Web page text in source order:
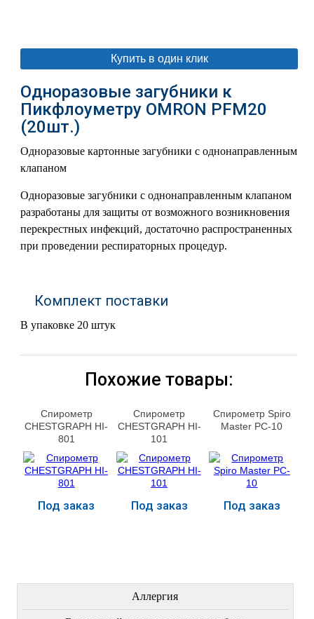
Купить в один клик
Одноразовые загубники к
Пикфлоуметру OMRON PFM20
(20шт.)
Одноразовые картонные загубники с однонаправленным
клапаном
Одноразовые загубники с однонаправленным клапаном
разработаны для защиты от возможного возникновения
перекрестных инфекций, достаточно распространенных
при проведении респираторных процедур.
Комплект поставки
В упаковке 20 штук
Похожие товары:
Спирометр
CHESTGRAPH HI-
801
Под заказ
Спирометр
CHESTGRAPH HI-
101
Под заказ
Спирометр Spiro
Master PC-10
Под заказ
Аллергия